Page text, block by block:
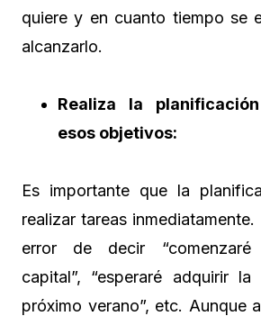
quiere y en cuanto tiempo se
alcanzarlo.
Realiza la
esos objetivos:
Es importante que la
realizar tareas
error de decir
capital”, “esperaré adquirir la
próximo verano”, etc. Aunque